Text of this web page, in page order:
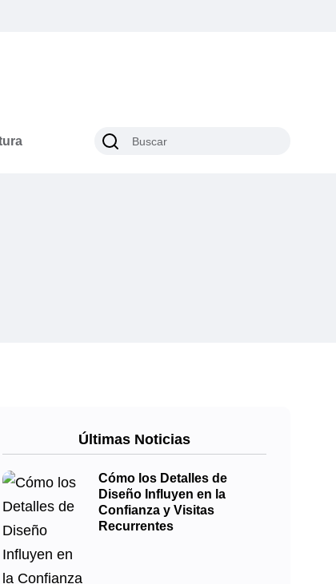
Últimas Noticias
Cómo los Detalles de
Diseño Influyen en la
Confianza y Visitas
Recurrentes